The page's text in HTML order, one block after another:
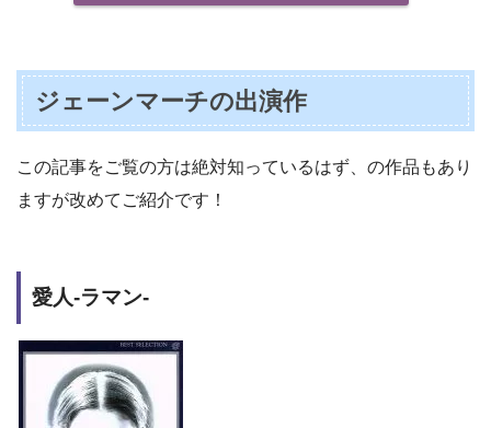
ジェーンマーチの出演作
この記事をご覧の方は絶対知っているはず、の作品もあり
ますが改めてご紹介です！
愛人-ラマン-